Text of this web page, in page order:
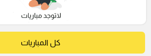
كل المباريات